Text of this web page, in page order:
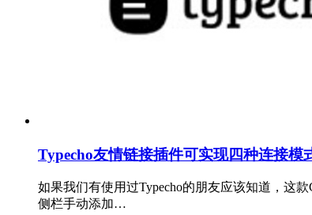
Typecho友情链接插件可实现四种连接模
如果我们有使用过Typecho的朋友应该知道，这
侧栏手动添加…